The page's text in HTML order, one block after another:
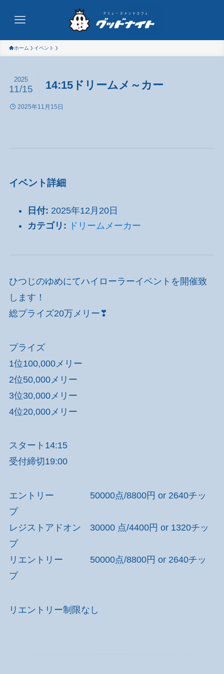
ホーム イベント
14:15ドリームメ～カー
2025
11/15
2025年11月15日
イベント詳細
日付: 2025年12月20日
カテゴリ:
ドリームメーカー
ひつじのゆめにてハイローラーイベントを開催致
します！
総プライズ20万メリー❣
プライズ
1位100,000メリー
2位50,000メリー
3位30,000メリー
4位20,000メリー
スタート14:15
受付締切19:00
エントリー 50000点/8800円 or 2640チッ
プ
レジストアドオン 30000 点/4400円 or 1320チッ
プ
リエントリー 50000点/8800円 or 2640チッ
プ
リエントリー制限なし